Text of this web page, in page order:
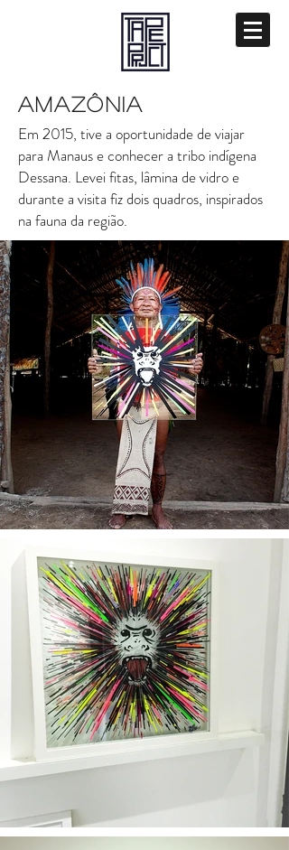
AMAZÔNIA
Em 2015, tive a oportunidade de viajar
para Manaus e conhecer a tribo indígena
Dessana. Levei fitas, lâmina de vidro e
durante a visita fiz dois quadros, inspirados
na fauna da região.